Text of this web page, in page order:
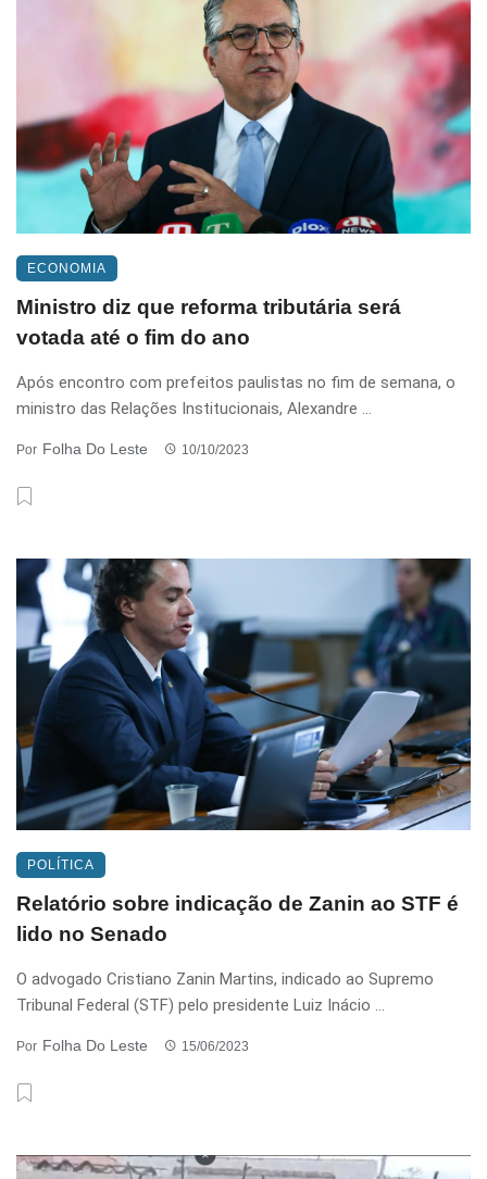
ECONOMIA
Ministro diz que reforma tributária será
votada até o fim do ano
Após encontro com prefeitos paulistas no fim de semana, o
ministro das Relações Institucionais, Alexandre ...
Por Folha Do Leste 10/10/2023
POLÍTICA
Relatório sobre indicação de Zanin ao STF é
lido no Senado
O advogado Cristiano Zanin Martins, indicado ao Supremo
Tribunal Federal (STF) pelo presidente Luiz Inácio ...
Por Folha Do Leste 15/06/2023